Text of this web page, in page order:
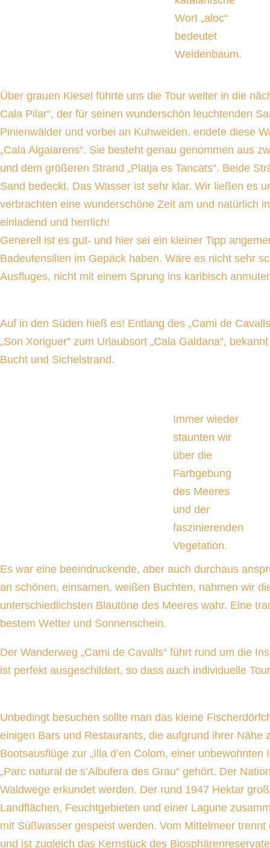
Wort „aloc“
bedeutet
Weidenbaum.
Über grauen Kiesel führte uns die Tour weiter in die
Cala Pilar“, der für seinen wunderschön leuchtenden
Pinienwälder und vorbei an Kuhweiden, endete diese
„Cala Algaiarens“. Sie besteht genau genommen aus
und dem größeren Strand „Platja es Tancats“. Beide
Sand bedeckt. Das Wasser ist sehr klar. Wir ließen es
verbrachten eine wunderschöne Zeit am und natürlich
einladend und herrlich!
Generell ist es gut- und hier sei ein kleiner Tipp
Badeutensilien im Gepäck haben. Wäre es nicht sehr
Ausfluges, nicht mit einem Sprung ins karibisch
Auf in den Süden hieß es! Entlang des „Cami de
„Son Xoriguer“ zum Urlaubsort „Cala Galdana“,
Bucht und Sichelstrand.
Immer wieder
staunten wir
über die
Farbgebung
des Meeres
und der
faszinierenden
Vegetation.
Es war eine beeindruckende, aber auch durchaus
an schönen, einsamen, weißen Buchten, nahmen wir
unterschiedlichsten Blautöne des Meeres wahr. Eine
bestem Wetter und Sonnenschein.
Der Wanderweg „Cami de Cavalls“ führt rund um die
ist perfekt ausgeschildert, so dass auch individuelle
Unbedingt besuchen sollte man das kleine
einigen Bars und Restaurants, die aufgrund ihrer Nähe
Bootsausflüge zur „Illa d’en Colom, einer
„Parc natural de s’Albufera des Grau“ gehört. Der
Waldwege erkundet werden. Der rund 1947 Hektar
Landflächen, Feuchtgebieten und einer Lagune
mit Süßwasser gespeist werden. Vom Mittelmeer
und ist zugleich das Kernstück des